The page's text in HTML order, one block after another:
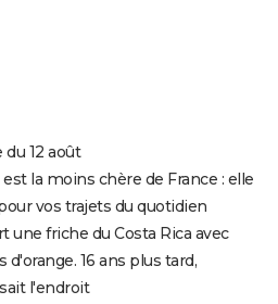
12 août
la moins chère de France : elle
vos trajets du quotidien
une friche du Costa Rica avec
16 ans plus tard,
l'endroit